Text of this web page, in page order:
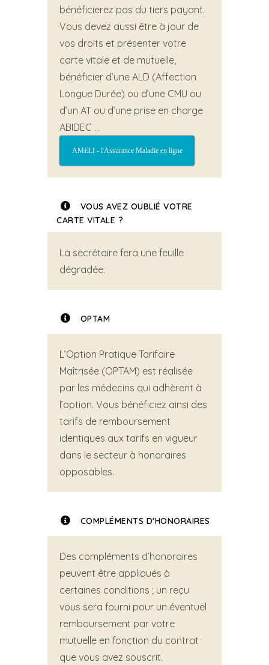
bénéficierez pas du tiers payant.
Vous devez aussi être à jour de
vos droits et présenter votre
carte vitale et de mutuelle,
bénéficier d’une ALD (Affection
Longue Durée) ou d’une CMU ou
d’un AT ou d’une prise en charge
ABIDEC …
AMELI - l'Assurance Maladie en ligne
VOUS AVEZ OUBLIÉ VOTRE
CARTE VITALE ?
La secrétaire fera une feuille
dégradée.
OPTAM
L’Option Pratique Tarifaire
Maîtrisée (OPTAM) est réalisée
par les médecins qui adhèrent à
l’option. Vous bénéficiez ainsi des
tarifs de remboursement
identiques aux tarifs en vigueur
dans le secteur à honoraires
opposables.
COMPLÉMENTS D'HONORAIRES
Des compléments d’honoraires
peuvent être appliqués à
certaines conditions ; un reçu
vous sera fourni pour un éventuel
remboursement par votre
mutuelle en fonction du contrat
que vous avez souscrit.